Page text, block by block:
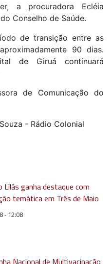
a procuradora Ecléia
Conselho de Saúde.
de transição entre as
90 dias.
de Giruá continuará
de Comunicação do
- Rádio Colonial
Lilás ganha destaque com
temática em Três de Maio
- 12:08
Nacional de Multivacinação